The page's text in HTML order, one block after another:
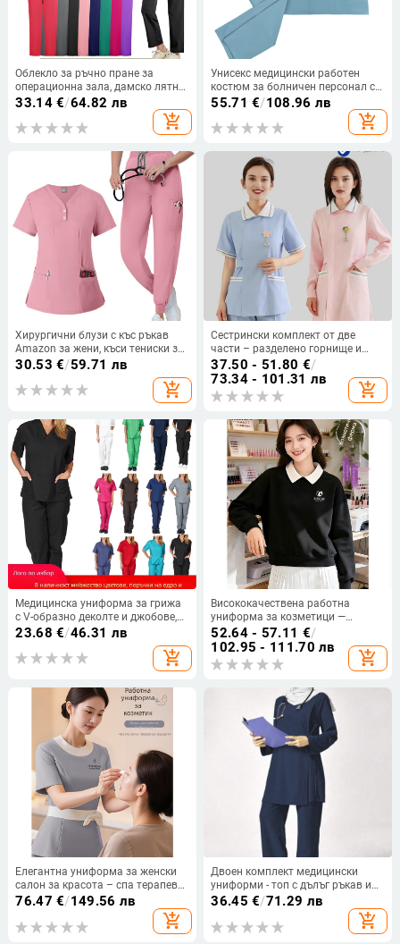
Облекло за ръчно пране за
операционна зала, дамско лятно
тънко работно облекло за
зъболекари, дрехи за медицински
сестри, комбинезон, хирургическо
33.14€/64.82 лв
add_shopping_cart
Унисекс медицински работен
костюм за болничен персонал с
къс ръкав и V-образно деколте,
влагоотводяща полиестер/
еластан материя
55.71 €/108.96 лв
add_shopping_cart
Хирургични блузи с къс ръкав
Amazon за жени, къси тениски за
медицински сестри и хирурзи,
медицински специалисти
30.53 €/59.71 лв
add_shopping_cart
Сестрински комплект от две
части – разделено горнище и
долнище, къс ръкав, кръгло
деколте, влагоотвеждаща памук-
полиестер смес (Памук 30–50%,
Полиестер 50–70%; Редовни
37.50 - 51.80 €/
73.34 - 101.31 лв
add_shopping_cart
Медицинска униформа за грижа
с V-образно деколте и джобове,
кратки ръкави, панталони,
дишащ полиестер-спандекс,
летен стил, състав 94% полиестер
23.68 €/46.31 лв
add_shopping_cart
Висококачествена работна
униформа за козметици —
персонализиран суитшърт с лого
за маникюрни и козметични
салони, есенно-зимна версия,
дълъг ръкав и яка. Основна
под 30%; дълги ръкави; пухена
яка; функция: антизамърсяване и
52.64 - 57.11 €/
102.95 - 111.70 лв
add_shopping_cart
Елегантна униформа за женски
салон за красота – спа терапевт
летен костюм 2025
76.47 €/149.56 лв
add_shopping_cart
Двоен комплект медицински
униформи - топ с дълъг ръкав и
панталони, влагоотвеждащ
полиестер/SPandex, женски,
кръгло деколте, редовна дължина
36.45 €/71.29 лв
add_shopping_cart